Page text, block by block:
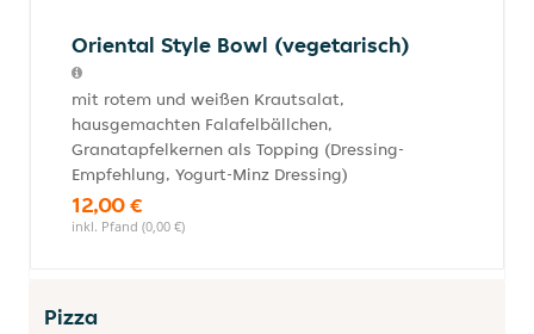
Oriental Style Bowl (vegetarisch)
mit rotem und weißen Krautsalat,
hausgemachten Falafelbällchen,
Granatapfelkernen als Topping (Dressing-
Empfehlung, Yogurt-Minz Dressing)
12,00 €
inkl. Pfand (0,00 €)
Pizza